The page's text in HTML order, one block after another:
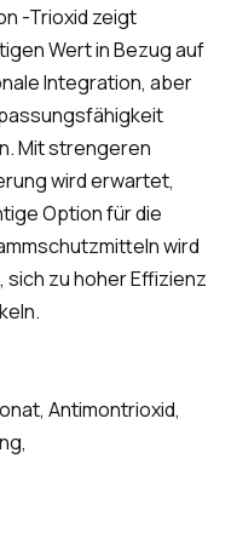
-Trioxid zeigt
Wert in Bezug auf
Integration, aber
Mit strengeren
wird erwartet,
Option für die
wird
sich zu hoher Effizienz
Antimontrioxid,